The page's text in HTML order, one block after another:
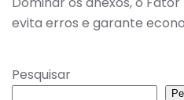
evita erros e garante
Pesquisar